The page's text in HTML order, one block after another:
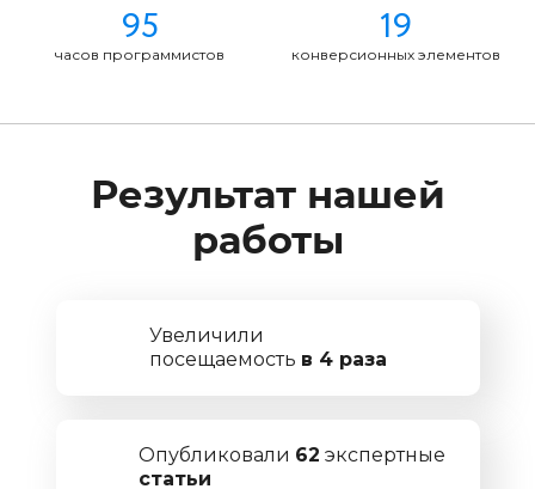
95
часов программистов
19
конверсионных элементов
Результат нашей
работы
Увеличили
посещаемость в 4 раза
Опубликовали 62 экспертные
статьи